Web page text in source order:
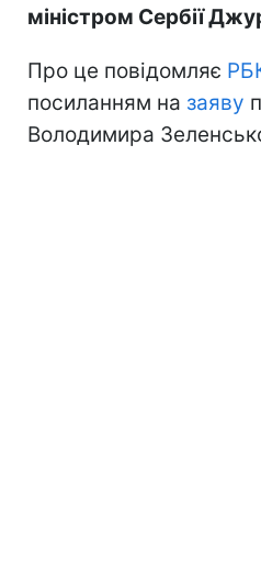
міністром Сербії
Про це повідомляє
посиланням на заяву
Володимира